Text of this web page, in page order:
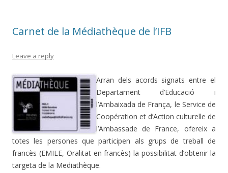
k ix
Carnet de la Médiathèque de l’IFB
Leave a reply
Arran dels acords signats entre el
Departament d’Educació i
l’Ambaixada de França, le Service de
Coopération et d’Action culturelle de
l’Ambassade de France, ofereix a
totes les persones que participen als grups de treball de
francès (EMILE, Oralitat en francès) la possibilitat d’obtenir la
targeta de la Mediathèque.